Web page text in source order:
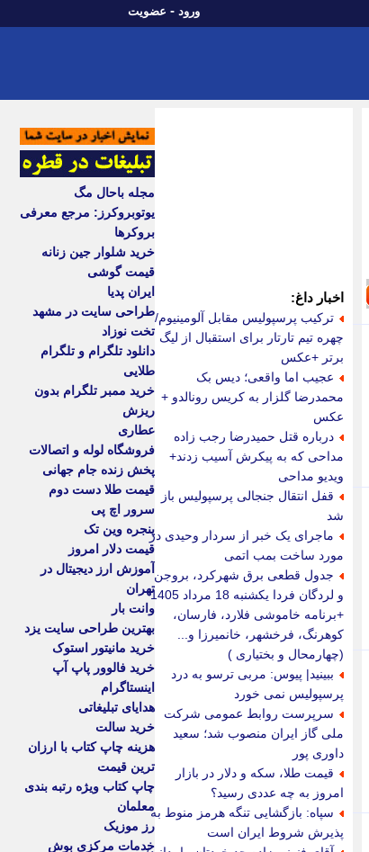
ورود - عضویت
اخبار داغ:
ترکیب پرسپولیس مقابل آلومینیوم/
چهره تیم تارتار برای استقبال از لیگ
برتر +عکس
عجیب اما واقعی؛ دیس بک
محمدرضا گلزار به کریس رونالدو +
عکس
درباره قتل حمیدرضا رجب زاده
مداحی که به پیکرش آسیب زدند+
ویدیو مداحی
قفل انتقال جنجالی پرسپولیس باز
شد
ماجرای یک خبر از سردار وحیدی در
مورد ساخت بمب اتمی
جدول قطعی برق شهرکرد، بروجن
و لردگان فردا یکشنبه 18 مرداد 1405
+برنامه خاموشی فلارد، فارسان،
کوهرنگ، فرخشهر، خانمیرزا و...
(چهارمحال و بختیاری )
ببینید| پیوس: مربی ترسو به درد
پرسپولیس نمی خورد
سرپرست روابط عمومی شرکت
ملی گاز ایران منصوب شد؛ سعید
داوری پور
قیمت طلا، سکه و دلار در بازار
امروز به چه عددی رسید؟
سپاه: بازگشایی تنگه هرمز منوط به
پذیرش شروط ایران است
مجله باحال مگ
یوتوبروکرز: مرجع معرفی
بروکرها
خرید شلوار جین زنانه
قیمت گوشی
ایران پدیا
طراحی سایت در مشهد
تخت نوزاد
دانلود تلگرام و تلگرام
طلایی
خرید ممبر تلگرام بدون
ریزش
عطاری
فروشگاه لوله و اتصالات
پخش زنده جام جهانی
قیمت طلا دست دوم
سرور اچ پی
پنجره وین تک
قیمت دلار امروز
آموزش ارز دیجیتال در
تهران
وانت بار
بهترین طراحی سایت یزد
خرید مانیتور استوک
خرید فالوور پاپ آپ
اینستاگرام
هدایای تبلیغاتی
خرید سالت
هزینه چاپ کتاب با ارزان
ترین قیمت
چاپ کتاب ویژه رتبه بندی
معلمان
رز موزیک
خدمات مرکزی بوش